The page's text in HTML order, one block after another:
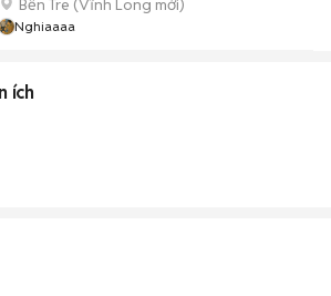
Bến Tre (Vĩnh Long mới)
Nghiaaaa
ích